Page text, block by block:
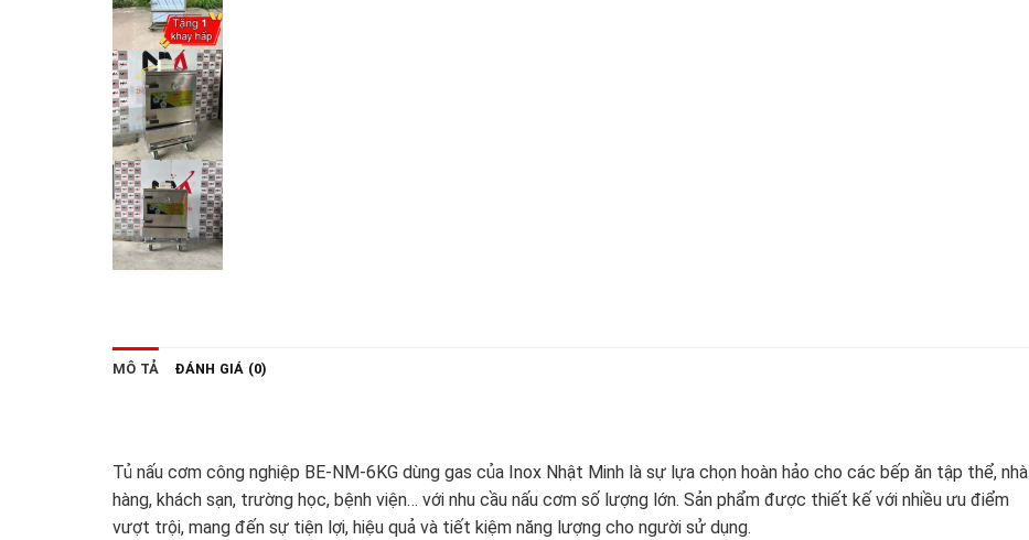
MÔ TẢ ĐÁNH GIÁ (0)
Tủ nấu cơm công nghiệp BE-NM-6KG dùng gas của Inox Nhật Minh là sự lựa chọn hoàn hảo cho các bếp ăn tập thể, nhà
hàng, khách sạn, trường học, bệnh viện… với nhu cầu nấu cơm số lượng lớn. Sản phẩm được thiết kế với nhiều ưu điểm
vượt trội, mang đến sự tiện lợi, hiệu quả và tiết kiệm năng lượng cho người sử dụng.